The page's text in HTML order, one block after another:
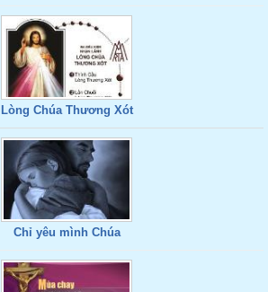
Lòng Chúa Thương Xót
Chỉ yêu mình Chúa